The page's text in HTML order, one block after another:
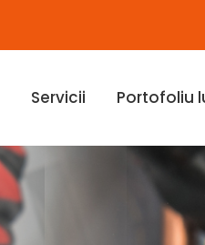
Servicii Portofoliu